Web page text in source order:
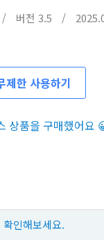
/ 버전 3.5 /
제한 사용하기
상품을 구매했어요
인해보세요.